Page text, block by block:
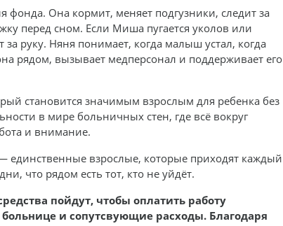
Она кормит, меняет подгузники, следит за
перед сном. Если Миша пугается уколов или
руку. Няня понимает, когда малыш устал, когда
рядом, вызывает медперсонал и поддерживает его
становится значимым взрослым для ребенка без
в мире больничных стен, где всё вокруг
и внимание.
взрослые, которые приходят каждый
что рядом есть тот, кто не уйдёт.
пойдут, чтобы оплатить работу
и сопутсвующие расходы. Благодаря